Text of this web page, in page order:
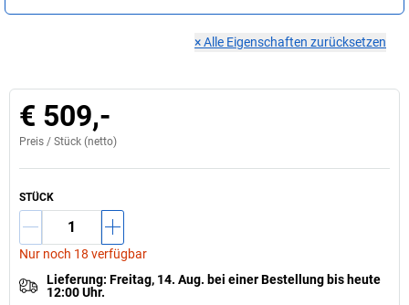
×Alle Eigenschaften zurücksetzen
€ 509,-
Preis / Stück (netto)
STÜCK
Nur noch 18 verfügbar
Lieferung: Freitag, 14. Aug. bei einerBestellung bis heute
12:00 Uhr.